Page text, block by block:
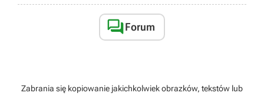
Forum
Zabrania się kopiowanie jakichkolwiek obrazków, tekstów lub